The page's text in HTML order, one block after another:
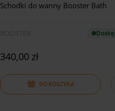
Schodki do wanny Booster Bath
340,00 zł
DO KOSZYKA